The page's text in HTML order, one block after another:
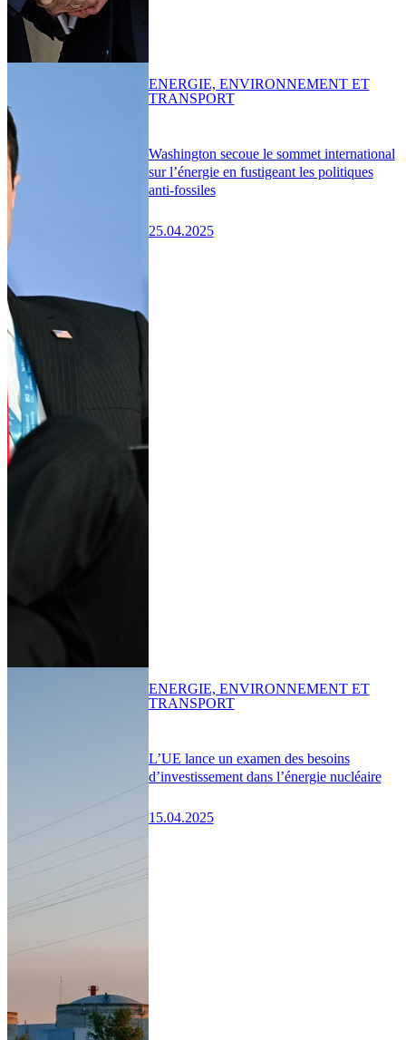
Washington secoue le sommet international
sur l’énergie en fustigeant les politiques
anti-fossiles
25.04.2025
ENERGIE, ENVIRONNEMENT ET
TRANSPORT
L’UE lance un examen des besoins
d’investissement dans l’énergie nucléaire
15.04.2025
ENERGIE, ENVIRONNEMENT ET
TRANSPORT